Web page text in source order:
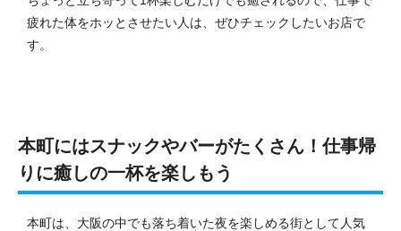
疲れた体をホッとさせたい人は、ぜひチェックしたいお店で
す。
本町にはスナックやバーがたくさん！仕事帰
りに癒しの一杯を楽しもう
本町は、大阪の中でも落ち着いた夜を楽しめる街として人気